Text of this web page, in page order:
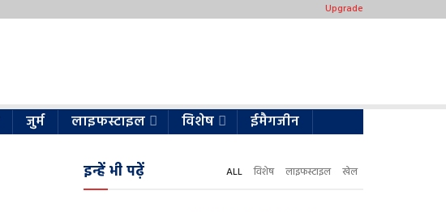
Upgrade
जुर्म लाइफस्टाइल विशेष ईमैगजीन
इन्हें भी पढ़ें ALL विशेष लाइफस्टाइल खेल